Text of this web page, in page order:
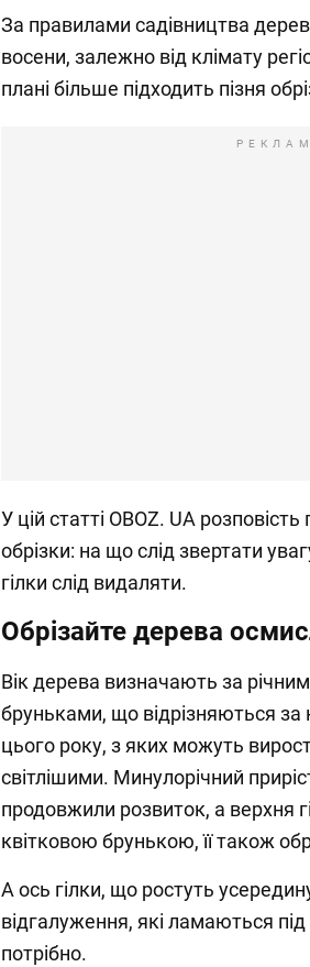
За правилами садівництва
восени, залежно від клімату
плані більше підходить пізня
У цій статті OBOZ. UA
обрізки: на що слід звертати
гілки слід видаляти.
Обрізайте дерева
Вік дерева визначають за
бруньками, що відрізняються
цього року, з яких можуть
світлішими. Минулорічний
продовжили розвиток, а верхня
квітковою брунькою, її також
А ось гілки, що ростуть
відгалуження, які ламаються
потрібно.